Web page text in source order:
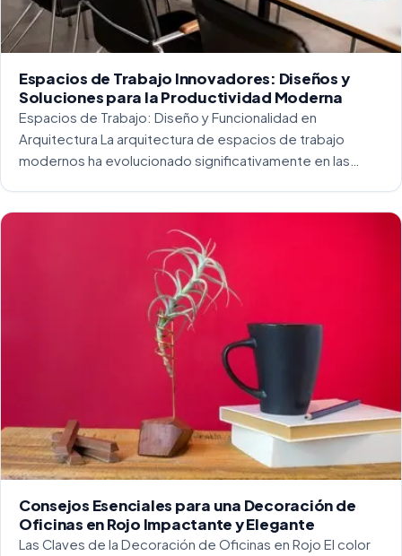
Espacios de Trabajo Innovadores: Diseños y
Soluciones para la Productividad Moderna
Espacios de Trabajo: Diseño y Funcionalidad en
Arquitectura La arquitectura de espacios de trabajo
modernos ha evolucionado significativamente en las
Consejos Esenciales para una Decoración de
Oficinas en Rojo Impactante y Elegante
Las Claves de la Decoración de Oficinas en Rojo El color